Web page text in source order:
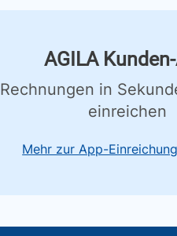
AGILA
Rechnungen in
einreichen
Mehr zur App-